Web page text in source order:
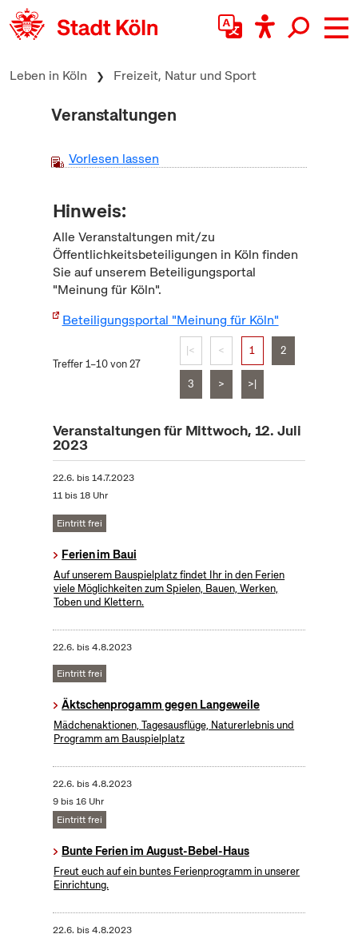
zum Inhalt springen
Leben in Köln Freizeit, Natur und Sport
Veranstaltungen
Vorlesen lassen
Hinweis:
Alle Veranstaltungen mit/zu
Öffentlichkeitsbeteiligungen in Köln finden
Sie auf unserem Beteiligungsportal
"Meinung für Köln".
Beteiligungsportal "Meinung für Köln"
Treffer 1–10 von 27
|< < 1 2
3 > >|
Veranstaltungen für Mittwoch, 12. Juli
2023
22.6. bis14.7.2023
11 bis 18 Uhr
Eintritt frei
Ferien im Baui
Auf unserem Bauspielplatz findet Ihr in den Ferien
viele Möglichkeiten zum Spielen, Bauen, Werken,
Toben und Klettern.
22.6. bis4.8.2023
Eintritt frei
Äktschenprogamm gegen Langeweile
Mädchenaktionen, Tagesausflüge, Naturerlebnis und
Programm am Bauspielplatz
22.6. bis4.8.2023
9 bis 16 Uhr
Eintritt frei
Bunte Ferien im August-Bebel-Haus
Freut euch auf ein buntes Ferienprogramm in unserer
Einrichtung.
22.6. bis4.8.2023